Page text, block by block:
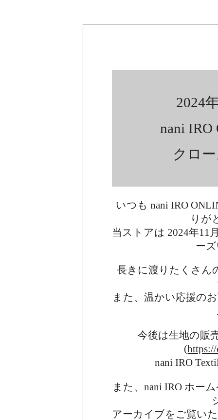
2024
nani IRO
クロ
いつも nani IRO
りが
当ストアは 2024年11
ー
長きに渡りたくさん
また、温かい応援の
今後は生地の販
(https://
nani IRO
また、nani IRO ホー
アーカイブを ご覧い